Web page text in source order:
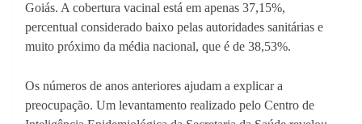
Goiás. A cobertura vacinal está em apenas 37,15%,
percentual considerado baixo pelas autoridades sanitárias e
muito próximo da média nacional, que é de 38,53%.
Os números de anos anteriores ajudam a explicar a
preocupação. Um levantamento realizado pelo Centro de